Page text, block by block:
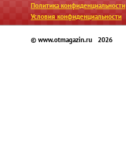
Политика конфиденциальности
Условия конфиденциальности
© www.otmagazin.ru 2026